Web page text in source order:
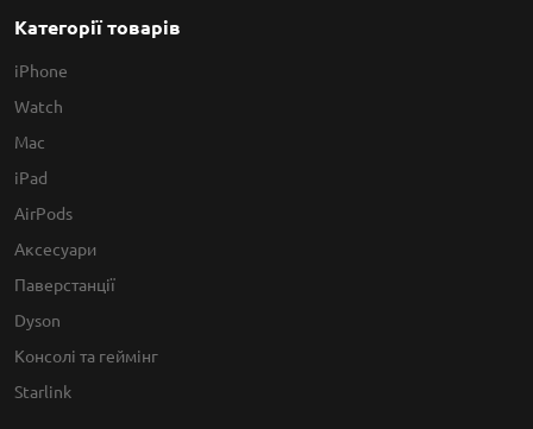
Категорії товарів
iPhone
Watch
Mac
iPad
AirPods
Аксесуари
Паверстанції
Dyson
Консолі та геймінг
Starlink